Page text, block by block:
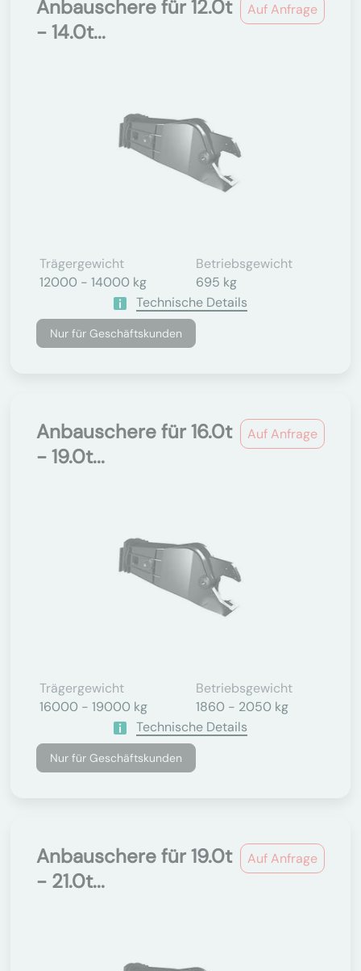
Auf Anfrage
Anbauschere für 12.0t
- 14.0t...
Trägergewicht
12000 - 14000 kg
Betriebsgewicht
695 kg
Technische Details
Nur für Geschäftskunden
Auf Anfrage
Anbauschere für 16.0t
- 19.0t...
Trägergewicht
16000 - 19000 kg
Betriebsgewicht
1860 - 2050 kg
Technische Details
Nur für Geschäftskunden
Auf Anfrage
Anbauschere für 19.0t
- 21.0t...